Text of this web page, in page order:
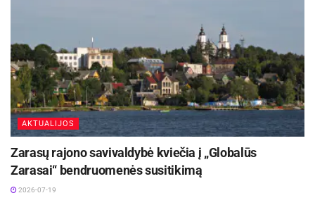
AKTUALIJOS
Zarasų rajono savivaldybė kviečia į „Globalūs
Zarasai“ bendruomenės susitikimą
2026-07-19